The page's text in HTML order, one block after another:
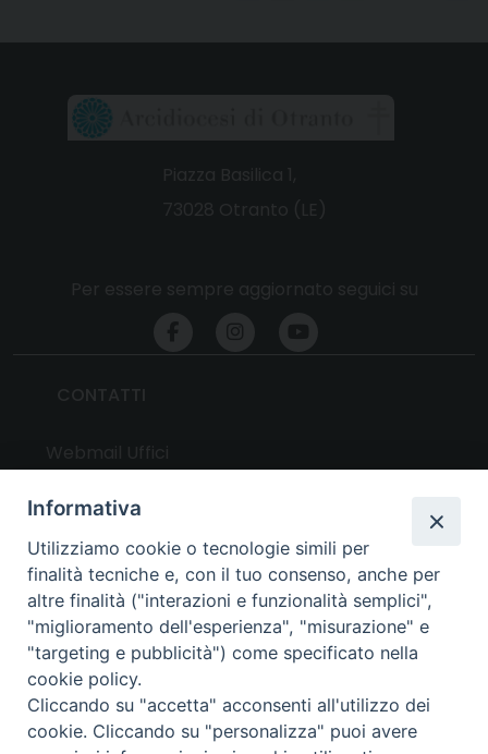
UTILITY
News
Altri articoli
Notizie nazionali
Download
Informativa
Utilizziamo cookie o tecnologie simili per
finalità tecniche e, con il tuo consenso, anche per
altre finalità ("interazioni e funzionalità semplici",
"miglioramento dell'esperienza", "misurazione" e
"targeting e pubblicità") come specificato nella
cookie policy.
Cliccando su "accetta" acconsenti all'utilizzo dei
cookie. Cliccando su "personalizza" puoi avere